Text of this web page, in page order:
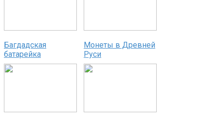
Багдадская
батарейка
Монеты в Древней
Руси